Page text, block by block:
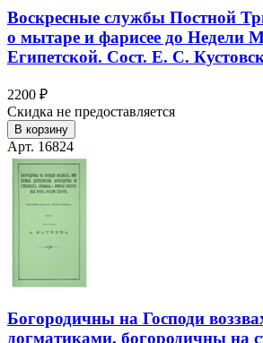
Воскресные службы Постной
о мытаре и фарисее до Недели
Египетской. Сост. Е. С.
2200 ₽
Скидка не предоставляется
В корзину
Арт. 16824
Богородичны на Господи
догматиками, богородичны на